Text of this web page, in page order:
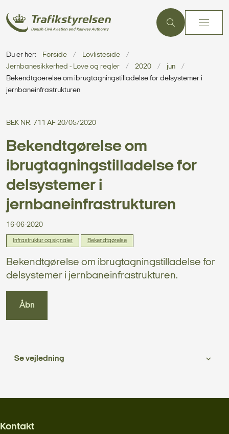
Du er her: Forside
Lovlisteside
Jernbanesikkerhed - Love og regler
2020
jun
Bekendtgoerelse om ibrugtagningstilladelse for delsystemer i
jernbaneinfrastrukturen
BEK NR. 711 AF 20/05/2020
Bekendtgørelse om
ibrugtagningstilladelse for
delsystemer i
jernbaneinfrastrukturen
16-06-2020
Infrastruktur og signaler Bekendtgørelse
Bekendtgørelse om ibrugtagningstilladelse for
delsystemer i jernbaneinfrastrukturen.
Åbn
Se vejledning
Kontakt